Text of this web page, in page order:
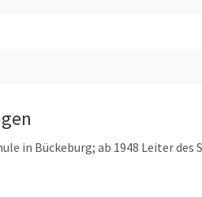
in Bückeburg; ab 1948 Leiter